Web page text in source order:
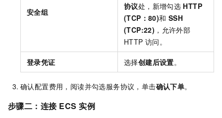
安全组
协议处，新增勾选 HTTP
(TCP：80)和 SSH
(TCP:22) ，允许外部
HTTP 访问。
登录凭证 选择创建后设置。
确认配置费用，阅读并勾选服务协议，单击确认下单。
步骤二：连接 ECS 实例